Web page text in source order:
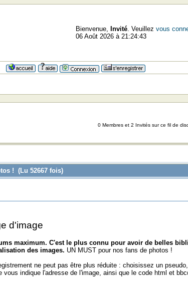
Bienvenue, Invité. Veuillez vous
06 Août 2026 à 21:24:43
0 Membres et 2 Invités sur ce fil de
! (Lu 52667 fois)
d'image
maximum. C'est le plus connu pour avoir de belles
des images. UN MUST pour nos fans de photos !
ne peut pas être plus réduite : choisissez un
indique l'adresse de l'image, ainsi que le code html et